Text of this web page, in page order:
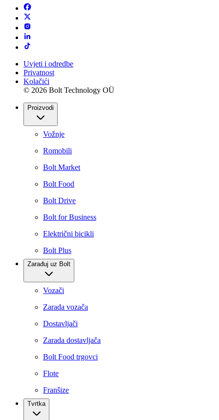
Uvjeti i odredbe
Privatnost
Kolačići
© 2026 Bolt Technology OÜ
Proizvodi
Vožnje
Romobili
Bolt Market
Bolt Food
Bolt Drive
Bolt for Business
Električni bicikli
Bolt Plus
Zarađuj uz Bolt
Vozači
Zarada vozača
Dostavljači
Zarada dostavljača
Bolt Food trgovci
Flote
Franšize
Tvrtka